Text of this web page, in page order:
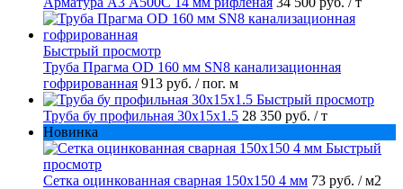
Быстрый просмотр
Труба Прагма OD 160 мм SN8 канализационная
гофрированная 913 руб. / пог. м
Быстрый просмотр
Труба бу профильная 30х15х1.5 28 350 руб. / т
Новинка
Быстрый
просмотр
Сетка оцинкованная сварная 150х150 4 мм 73 руб. / м2